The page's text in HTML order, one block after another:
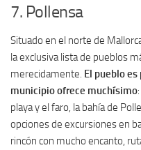
7. Pollensa
Situado en el norte de
la exclusiva lista de pueblos
merecidamente. El pueblo
municipio ofrece muchísimo
playa y el faro, la bahía de
opciones de excursiones en
rincón con mucho encanto,